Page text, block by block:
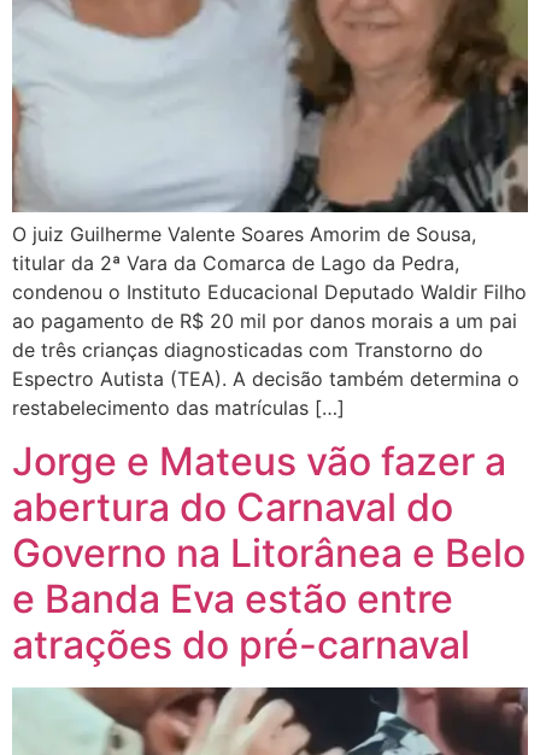
O juiz Guilherme Valente Soares Amorim de Sousa,
titular da 2ª Vara da Comarca de Lago da Pedra,
condenou o Instituto Educacional Deputado Waldir Filho
ao pagamento de R$ 20 mil por danos morais a um pai
de três crianças diagnosticadas com Transtorno do
Espectro Autista (TEA). A decisão também determina o
restabelecimento das matrículas […]
Jorge e Mateus vão fazer a
abertura do Carnaval do
Governo na Litorânea e Belo
e Banda Eva estão entre
atrações do pré-carnaval